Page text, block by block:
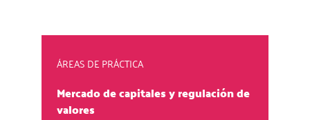
ÁREAS DE PRÁCTICA
Mercado de capitales y regulación de
valores